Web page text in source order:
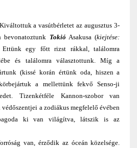
a vasútbérletet az augusztus 3-
bevonatoztunk Tokió Asakusa (kiejtése:
Ettünk egy főtt rizst rákkal, találomra
és találomra választottunk. Míg a
(kissé korán értünk oda, hiszen a
a mellettünk fekvő Senso-ji
Tizenkétféle Kannon-szobor van
a zodiákus megfelelő évében
ki van világítva, látszik is az
van, érződik az óceán közelsége.